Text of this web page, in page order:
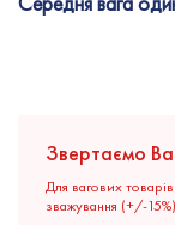
Звертаємо
Для вагових
зважування (+/-